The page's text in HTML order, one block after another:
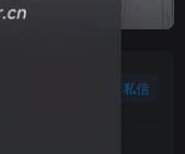
私信